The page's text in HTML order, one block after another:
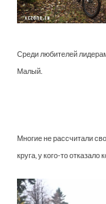
Среди любителей
Малый.
Многие не рассчитали
круга, у кого-то отказало